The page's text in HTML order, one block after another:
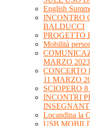
English
INCONTRO
BALDUCCI
PROGETTO
Mobilità
MARZO 2023
11 MARZO
SCIOPERO
INCONTRI
Locandina la
USB